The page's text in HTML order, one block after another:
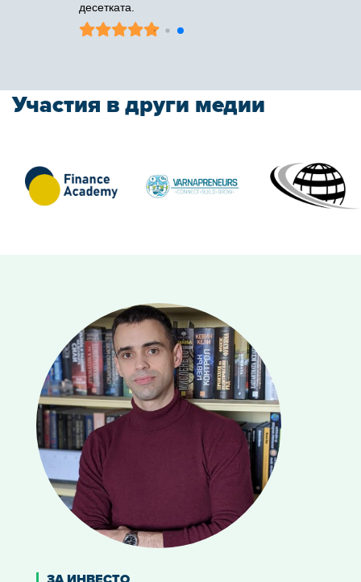
Участия в други медии
ЗА ИНВЕСТО
Здравейте, аз съм Михаил.